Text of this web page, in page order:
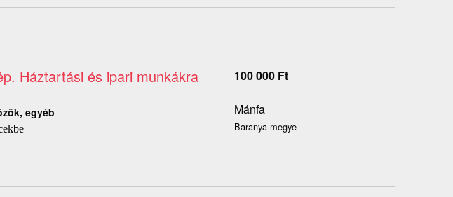
Háztartási és ipari munkákra
egyéb
100 000 Ft
Mánfa
Baranya megye